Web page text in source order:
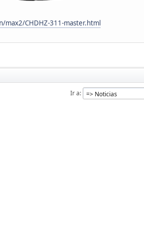
CHDHZ-311-master.html
Ir a